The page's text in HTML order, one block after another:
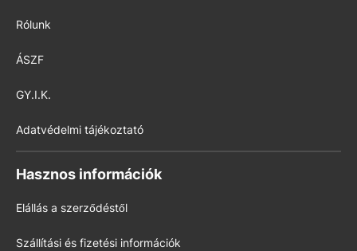
Rólunk
ÁSZF
GY.I.K.
Adatvédelmi tájékoztató
Hasznos információk
Elállás a szerződéstől
Szállítási és fizetési információk